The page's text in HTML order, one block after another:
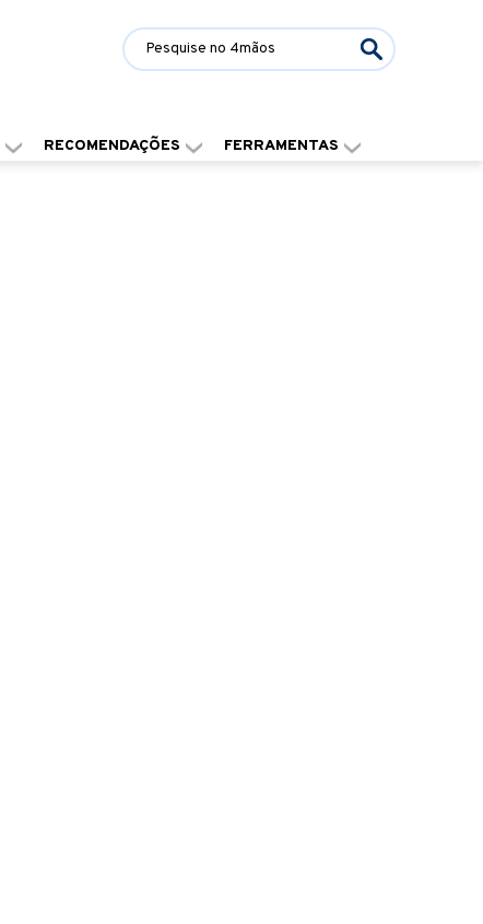
RECOMENDAÇÕES FERRAMENTAS